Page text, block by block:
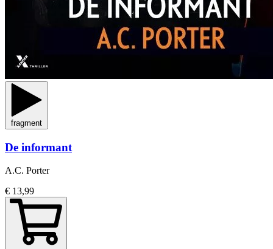
fragment
De informant
A.C. Porter
€ 13,99